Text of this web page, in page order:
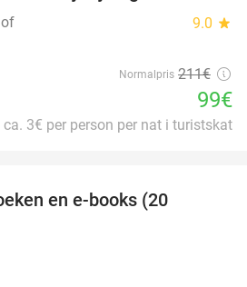
9.0 star
Normalpris 211€
99€
ca. 3€ per person per nat i turistskat
en e-books (20